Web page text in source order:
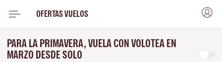
OFERTAS VUELOS
PARA LA PRIMAVERA, VUELA CON VOLOTEA EN
MARZO DESDE SOLO